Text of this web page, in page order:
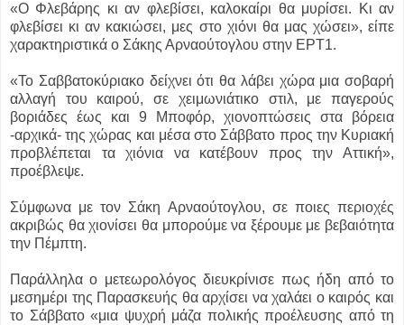
«Ο Φλεβάρης κι αν φλεβίσει, καλοκαίρι θα μυρίσει. Κι αν
φλεβίσει κι αν κακιώσει, μες στο χιόνι θα μας χώσει», είπε
χαρακτηριστικά ο Σάκης Αρναούτογλου στην ΕΡΤ1.
«Το Σαββατοκύριακο δείχνει ότι θα λάβει χώρα μια σοβαρή
αλλαγή του καιρού, σε χειμωνιάτικο στιλ, με παγερούς
βοριάδες έως και 9 Μποφόρ, χιονοπτώσεις στα βόρεια
-αρχικά- της χώρας και μέσα στο Σάββατο προς την Κυριακή
προβλέπεται τα χιόνια να κατέβουν προς την Αττική»,
προέβλεψε.
Σύμφωνα με τον Σάκη Αρναούτογλου, σε ποιες περιοχές
ακριβώς θα χιονίσει θα μπορούμε να ξέρουμε με βεβαιότητα
την Πέμπτη.
Παράλληλα ο μετεωρολόγος διευκρίνισε πως ήδη από το
μεσημέρι της Παρασκευής θα αρχίσει να χαλάει ο καιρός και
το Σάββατο «μια ψυχρή μάζα πολικής προέλευσης από τη